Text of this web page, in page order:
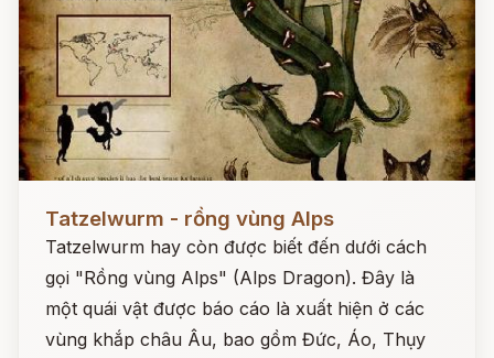
Tatzelwurm - rồng vùng Alps
Tatzelwurm hay còn được biết đến dưới cách
gọi "Rồng vùng Alps" (Alps Dragon). Đây là
một quái vật được báo cáo là xuất hiện ở các
vùng khắp châu Âu, bao gồm Đức, Áo, Thụy